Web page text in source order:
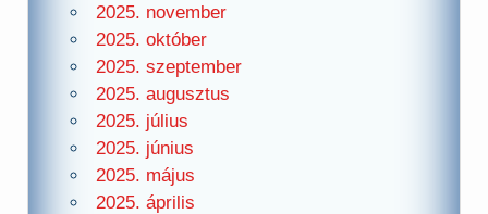
2025. november
2025. október
2025. szeptember
2025. augusztus
2025. július
2025. június
2025. május
2025. április